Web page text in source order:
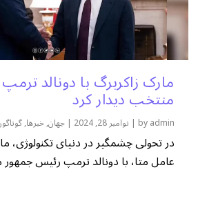
مارک زاکربرگ با دونالد
منتخب دیدار کرد
byadmin
| نوامبر 28, 2024 |جهان,خبرها,
در تحولی چشمگیر در دنیای تکنولوژی،
عامل متا، با دونالد ترمپ رئیس